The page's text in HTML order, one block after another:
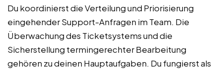
Du koordinierst die Verteilung und Priorisierung
eingehender Support-Anfragen im Team. Die
Überwachung des Ticketsystems und die
Sicherstellung termingerechter Bearbeitung
gehören zu deinen Hauptaufgaben. Du fungierst als